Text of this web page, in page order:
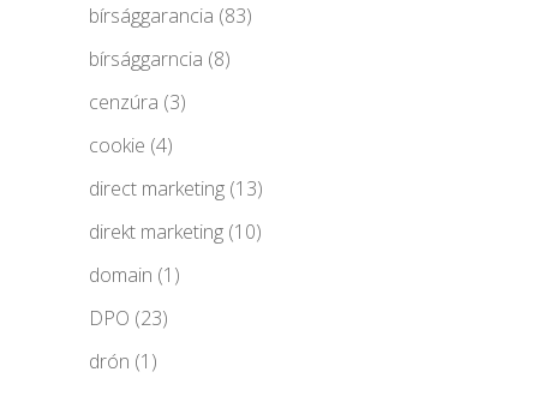
bírsággarancia (83)
bírsággarncia (8)
cenzúra (3)
cookie (4)
direct marketing (13)
direkt marketing (10)
domain (1)
DPO (23)
drón (1)